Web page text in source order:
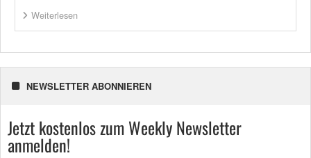
Weiterlesen
NEWSLETTER ABONNIEREN
Jetzt kostenlos zum Weekly Newsletter
anmelden!